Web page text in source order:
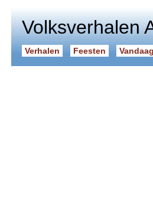
Volksverhalen
Verhalen Feesten